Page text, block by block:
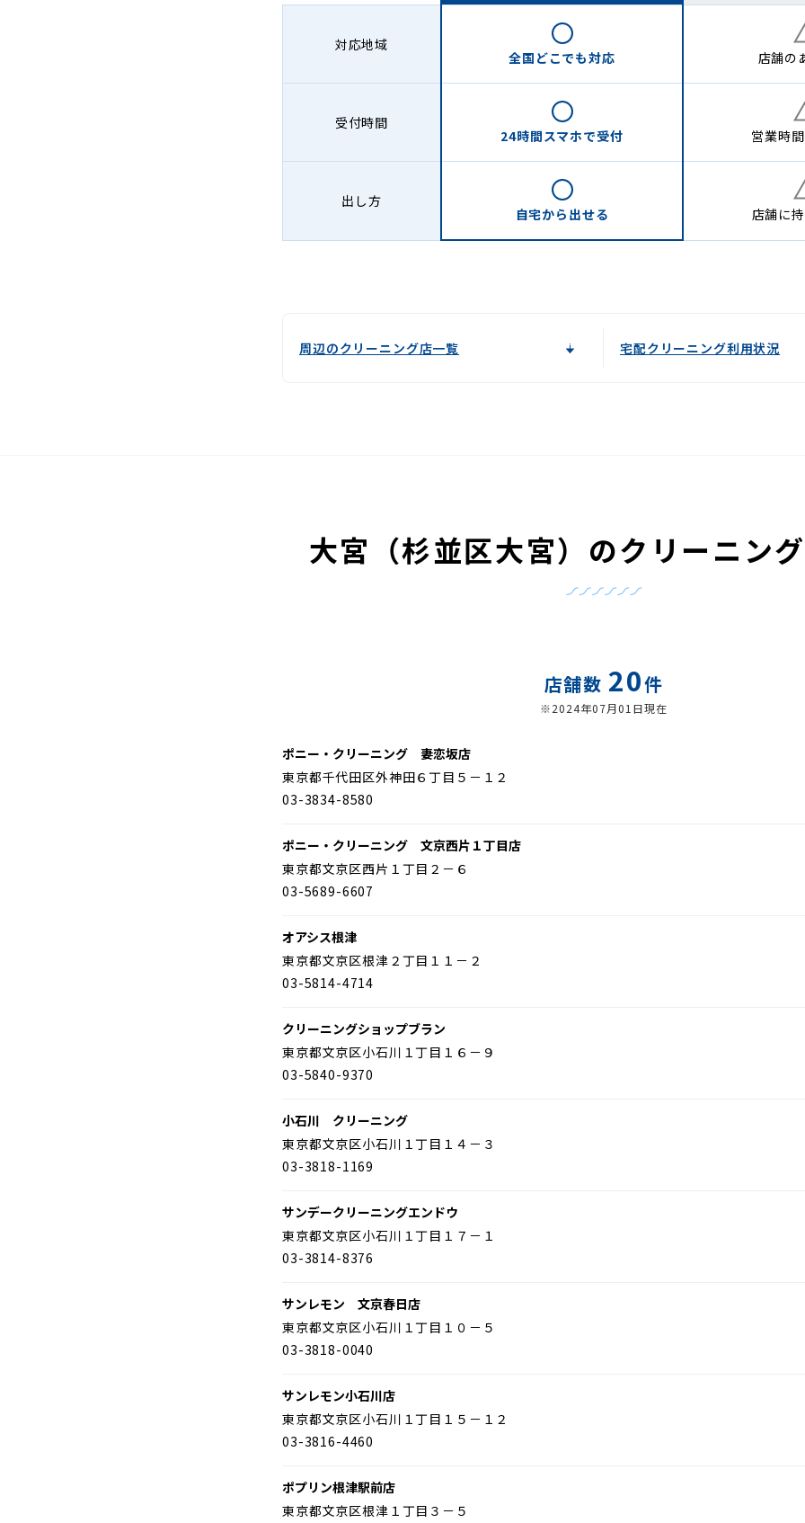
対応地域
全国どこでも対応 店舗の
受付時間
24時間スマホで受付 営業時
出し方
自宅から 出せる 店舗に
周辺のクリーニング店一覧 宅配クリーニング利用状況
大宮（杉並区大宮）のクリーニン
店舗数 20件
※2024年07月01日現在
ポニー・クリーニング 妻恋坂店
東京都千代田区外神田６丁目５－１２
03-3834-8580
ポニー・クリーニング 文京西片１丁目店
東京都文京区西片１丁目２－６
03-5689-6607
オアシス根津
東京都文京区根津２丁目１１－２
03-5814-4714
クリーニングショップブラン
東京都文京区小石川１丁目１６－９
03-5840-9370
小石川 クリーニング
東京都文京区小石川１丁目１４－３
03-3818-1169
サンデークリーニングエンドウ
東京都文京区小石川１丁目１７－１
03-3814-8376
サンレモン 文京春日店
東京都文京区小石川１丁目１０－５
03-3818-0040
サンレモン小石川店
東京都文京区小石川１丁目１５－１２
03-3816-4460
ポプリン根津駅前店
東京都文京区根津１丁目３－５